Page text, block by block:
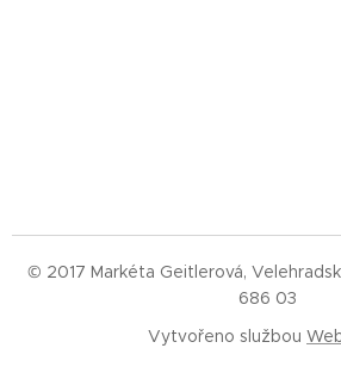
© 2017 Markéta Geitlerová,
686 03
Vytvořeno službou